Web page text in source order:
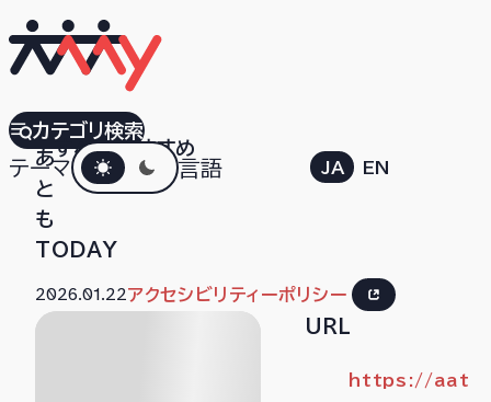
すべておすすめ
テーマダークモード言語 JA EN
カテゴリ検索
あ
あ
と
も
TODAY
2026.01.22アクセシビリティーポリシー
URL
https://aat